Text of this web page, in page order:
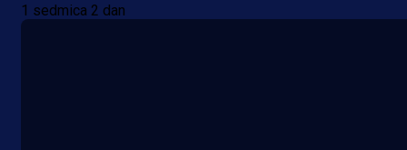
1 sedmica 2 dan